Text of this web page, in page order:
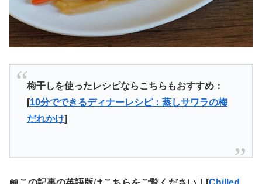
梅干しを使ったレシピならこちらもおすすめ：
[10分でできるディナーレシピ：蒸しサワラの梅
だれかけ]